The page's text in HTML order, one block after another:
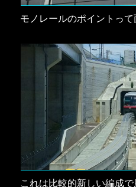
モノレールのポイントって
これは比較的新しい編成